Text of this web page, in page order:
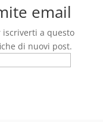
email
a questo
di nuovi post.